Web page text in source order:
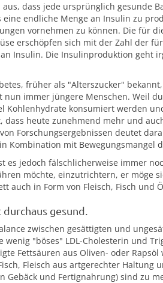
aus, dass jede ursprünglich gesunde
eine endliche Menge an Insulin zu
vornehmen zu können. Die für
erschöpfen sich mit der Zahl der
Insulin. Die Insulinproduktion geht
früher als "Alterszucker"
immer jüngere Menschen. Weil
Kohlenhydrate konsumiert werden
dass heute zunehmend mehr und
Forschungsergebnissen deutet
Kombination mit Bewegungsmangel
es jedoch fälschlicherweise immer
möchte, einzutrichtern, er möge
auch in Form von Fleisch, Fisch und
gesund.
zwischen gesättigten und
wenig "böses" LDL-Cholesterin und
Fettsäuren aus Oliven- oder
Fleisch aus artgerechter Haltung
Gebäck und Fertignahrung) sind zu